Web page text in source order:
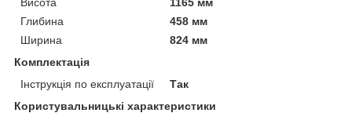
Глибина
458 мм
Ширина
824 мм
Комплектація
Інструкція по експлуатації
Так
Користувальницькі характеристики